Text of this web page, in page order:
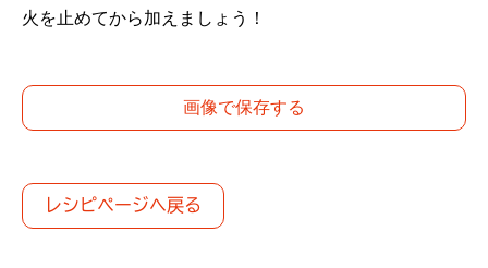
火を止めてから加えましょう！
画像で保存する
レシピページへ戻る